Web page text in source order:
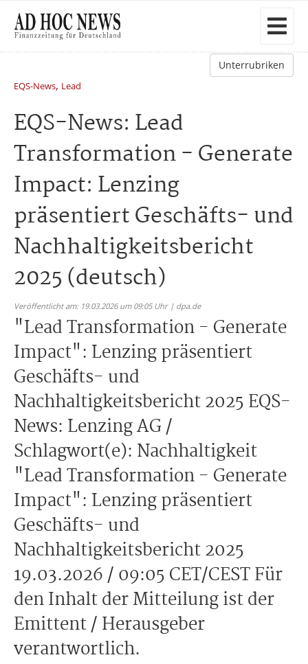
Unterrubriken
EQS-News, Lead
EQS-News: Lead
Transformation - Generate
Impact: Lenzing
präsentiert Geschäfts- und
Nachhaltigkeitsbericht
2025 (deutsch)
Veröffentlicht am: 19.03.2026 um 09:05 Uhr | dpa.de
"Lead Transformation - Generate
Impact": Lenzing präsentiert
Geschäfts- und
Nachhaltigkeitsbericht 2025 EQS-
News: Lenzing AG /
Schlagwort(e): Nachhaltigkeit
"Lead Transformation - Generate
Impact": Lenzing präsentiert
Geschäfts- und
Nachhaltigkeitsbericht 2025
19.03.2026 / 09:05 CET/CEST Für
den Inhalt der Mitteilung ist der
Emittent / Herausgeber
verantwortlich.